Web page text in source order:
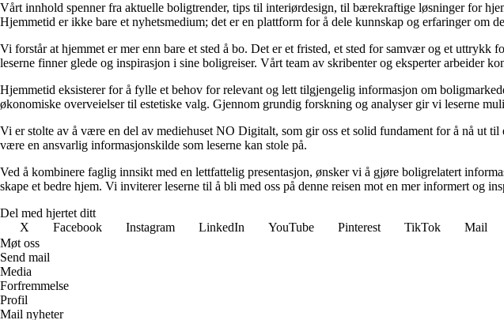
Vårt innhold spenner fra aktuelle boligtrender, tips til interiørdesign, til bærekraftige løsninger for
Hjemmetid er ikke bare et nyhetsmedium; det er en plattform for å dele kunnskap og erfaringer om
Vi forstår at hjemmet er mer enn bare et sted å bo. Det er et fristed, et sted for samvær og et
leserne finner glede og inspirasjon i sine boligreiser. Vårt team av skribenter og eksperter arbeider
Hjemmetid eksisterer for å fylle et behov for relevant og lett tilgjengelig informasjon om
økonomiske overveielser til estetiske valg. Gjennom grundig forskning og analyser gir vi leserne
Vi er stolte av å være en del av mediehuset NO Digitalt, som gir oss et solid fundament for å nå
være en ansvarlig informasjonskilde som leserne kan stole på.
Ved å kombinere faglig innsikt med en lettfattelig presentasjon, ønsker vi å gjøre boligrelatert
skape et bedre hjem. Vi inviterer leserne til å bli med oss på denne reisen mot en mer informert og
Del med hjertet ditt
X
Facebook Instagram LinkedIn YouTube Pinterest TikTok Mail
Møt oss
Send mail
Media
Forfremmelse
Profil
Mail nyheter